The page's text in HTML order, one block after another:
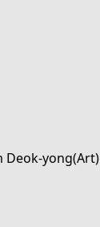
Deok-yong(Art)